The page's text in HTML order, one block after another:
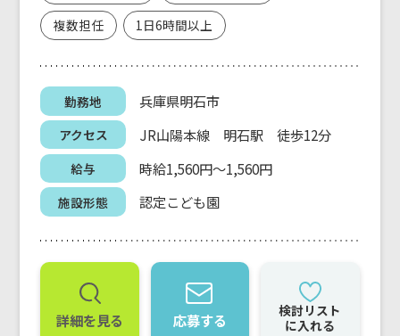
複数担任
1日6時間以上
勤務地 兵庫県明石市
アクセス JR山陽本線 明石駅 徒歩12分
給与 時給1,560円～1,560円
施設形態 認定こども園
詳細を見る 応募する
検討リスト
に入れる